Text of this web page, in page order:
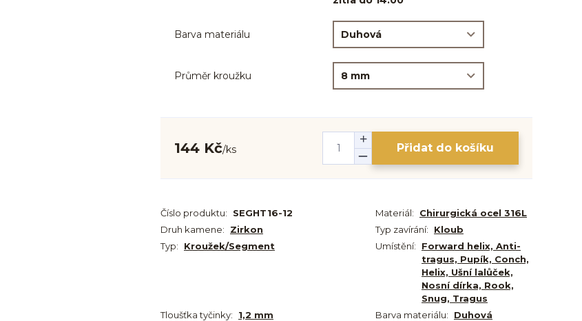
Barva materiálu
Průměr kroužku
144 Kč/ks Přidat do košíku
Číslo produktu: SEGHT16-12 Materiál:
Chirurgická ocel 316L
Druh kamene:
Zirkon Typ zavírání:
Kloub
Typ:
Kroužek/Segment Umístění:
Forward helix, Anti-
tragus, Pupík, Conch,
Helix, Ušní lalůček,
Nosní dírka, Rook,
Snug, Tragus
Tloušťka tyčinky:
1,2 mm Barva materiálu:
Duhová